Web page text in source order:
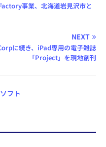
事業、北海道岩見沢市と
NEXT
に続き、iPad専用の電子雑誌
「Project」を現地創刊
フト